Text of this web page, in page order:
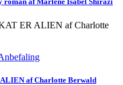
af Charlotte Berwald